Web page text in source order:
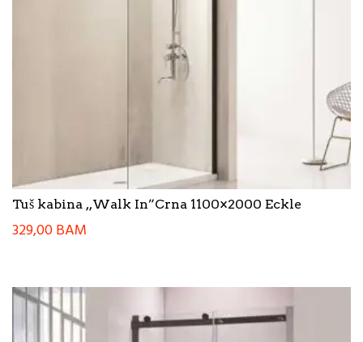
Tuš kabina ,,Walk In”Crna 1100×2000 Eckle
329,00BAM